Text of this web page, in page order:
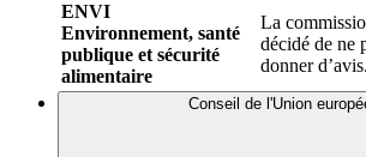
ENVI
Environnement, santé
publique et sécurité
alimentaire
La
décidé de ne
donner d’avis.
Conseil de l'Union